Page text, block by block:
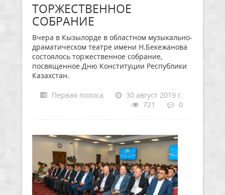
ТОРЖЕСТВЕННОЕ
СОБРАНИЕ
Вчера в Кызылорде в областном музыкально-
драматическом театре имени Н.Бекежанова
состоялось торжественное собрание,
посвященное Дню Конституции Республики
Казахстан.
Первая полоса
30 август 2019 г.
721
0